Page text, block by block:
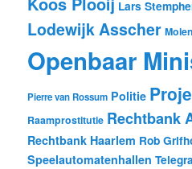
Lars
Lodewijk Asscher
Openbaar
Pierre van Rossum Politie
Raamprostitutie Rechtbank
Rechtbank Haarlem Rob
Speelautomatenhallen